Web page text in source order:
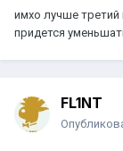
имхо лучше третий
придется
FL1NT